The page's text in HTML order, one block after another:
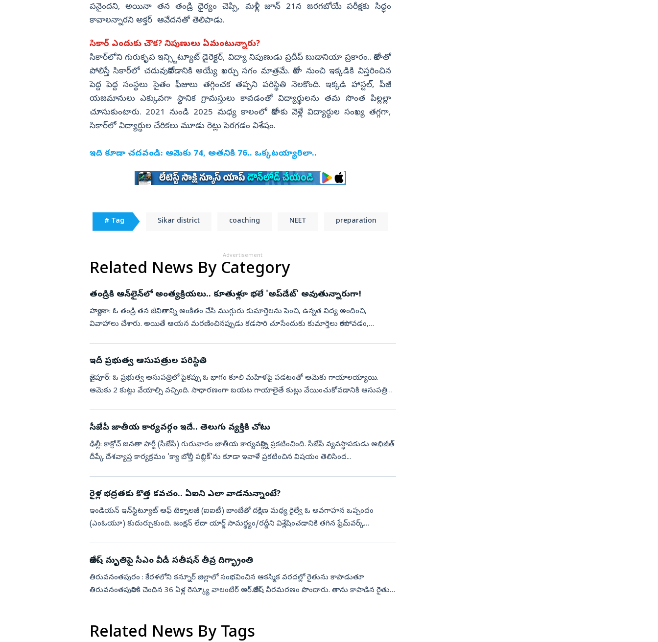
పనైందని, అయినా తన తండ్రి ధైర్యం చెప్పి, మళ్లీ జూన్ 21న జరగబోయే పరీక్షకు సిద్ధం
కావాలన్నారని అక్తర్ ఆవేదనతో తెలిపాడు.
సికార్ ఎందుకు చౌక? నిపుణులు ఏమంటున్నారు?
సికార్‌లోని గురుకృప ఇన్స్టిట్యూట్ డైరెక్టర్, విద్యా నిపుణుడు ప్రదీప్ బుడానియా ప్రకారం.. కోటాతో
పోలిస్తే సికార్‌లో చదువుకోవడానికి అయ్యే ఖర్చు సగం మాత్రమే. కోటా నుంచి ఇక్కడికి విస్తరించిన
పెద్ద పెద్ద సంస్థలు సైతం ఫీజులు తగ్గించక తప్పని పరిస్థితి నెలకొంది. ఇక్కడి హాస్టల్, పీజీ
యజమానులు ఎక్కువగా స్థానిక గ్రామస్తులు కావడంతో విద్యార్థులను తమ సొంత పిల్లల్లా
చూసుకుంటారు. 2021 నుండి 2025 మధ్య కాలంలో కోటాకు వెళ్లే విద్యార్థుల సంఖ్య తగ్గగా,
సికార్‌లో విద్యార్థుల చేరికలు మూడు రెట్లు పెరగడం విశేషం.
ఇది కూడా చదవండి: ఆమెకు 74, అతనికి 76.. ఒక్కటయ్యారిలా..
# Tag Sikar district coaching NEET preparation
Advertisement
Related News By Category
తండ్రికి ఆన్‌లైన్‌లో అంత్యక్రియలు.. కూతుళ్లూ భలే 'అప్‌డేట్‌' అవుతున్నారుగా!
హర్యానా: ఓ తండ్రి తన జీవితాన్ని అంకితం చేసి ముగ్గురు కుమార్తెలను పెంచి, ఉన్నత విద్య అందించి,
వివాహాలు చేశారు. అయితే ఆయన మరణించినప్పుడు కడసారి చూసేందుకు కుమార్తెలు రాకపోవడం,
ఇదీ ప్రభుత్వ ఆసుపత్రుల పరిస్థితి
జైపూర్‌: ఓ ప్రభుత్వ ఆసుపత్రిలో పైకప్పు ఓ భాగం కూలి మహిళపై పడటంతో ఆమెకు గాయాలయ్యాయి.
ఆమెకు 2 కుట్లు వేయాల్సి వచ్చింది. సాధారణంగా బయట గాయాలైతే కుట్లు వేయించుకోవడానికి ఆసుపత్రికి
సీజేపీ జాతీయ కార్యవర్గం ఇదే.. తెలుగు వ్యక్తికి చోటు
ఢిల్లీ: కాక్రోచ్ జనతా పార్టీ (సీజేపీ) గురువారం జాతీయ కార్యవర్గాన్ని ప్రకటించింది. సీజేపీ వ్యవస్థాపకుడు అభిజీత్
దీప్కే దేశవ్యాప్త కార్యక్రమం ‘క్యా బోల్తీ పబ్లిక్’ను కూడా ఇవాళే ప్రకటించిన విషయం తెలిసింద...
రైళ్ల భద్రతకు కొత్త కవచం.. ఏఐని ఎలా వాడనున్నాంటే?
ఇండియన్ ఇన్‌స్టిట్యూట్ ఆఫ్ టెక్నాలజీ (ఐఐటీ) బాంబేతో దక్షిణ మధ్య రైల్వే ఓ అవగాహన ఒప్పందం
(ఎంఓయూ) కుదుర్చుకుంది. జంక్షన్ లేదా యార్డ్ సామర్థ్యం/రద్దీని విశ్లేషించడానికి తగిన ఫ్రేమ్‌వర్క్
రాజేష్‌ మృతిపై సీఎం వీడీ సతీషన్ తీవ్ర దిగ్భ్రాంతి
తిరువనంతపురం : కేరళలోని కన్నూర్ జిల్లాలో సంభవించిన ఆకస్మిక వరదల్లో రైతును కాపాడుతూ
తిరువనంతపురానికి చెందిన 36 ఏళ్ల రెస్క్యూ వాలంటీర్ ఆర్.రాజేష్ వీరమరణం పొందారు. తాను కాపాడిన రైతు
Related News By Tags